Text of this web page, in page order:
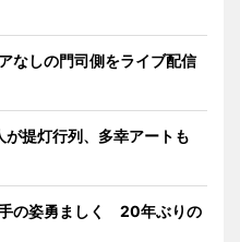
なしの門司側をライブ配信
提灯行列、多幸アートも
の姿勇ましく 20年ぶりの